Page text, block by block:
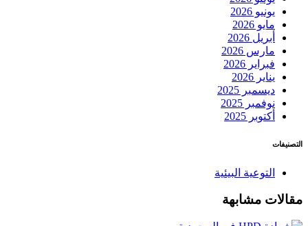
يونيو 2026
مايو 2026
أبريل 2026
مارس 2026
فبراير 2026
يناير 2026
ديسمبر 2025
نوفمبر 2025
أكتوبر 2025
التصنيفات
التوعية البيئية
مقالات مشابهة